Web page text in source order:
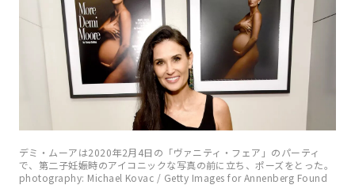
デミ・ムーアは2020年2月4日の「ヴァニティ・フェア」のパーティ
で、第二子妊娠時のアイコニックな写真の前に立ち、ポーズをとった。
photography: Michael Kovac / Getty Images for Annenberg Found